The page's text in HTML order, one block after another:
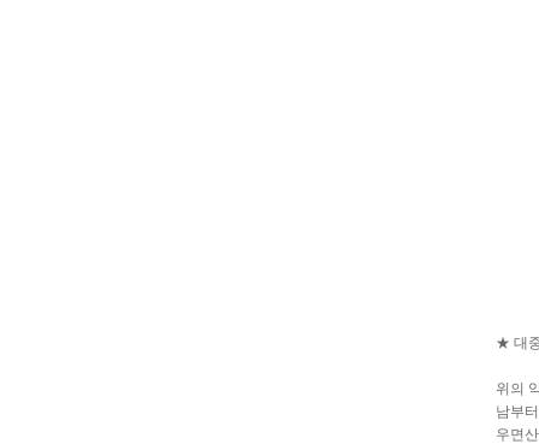
★ 대
위의
남부
우면